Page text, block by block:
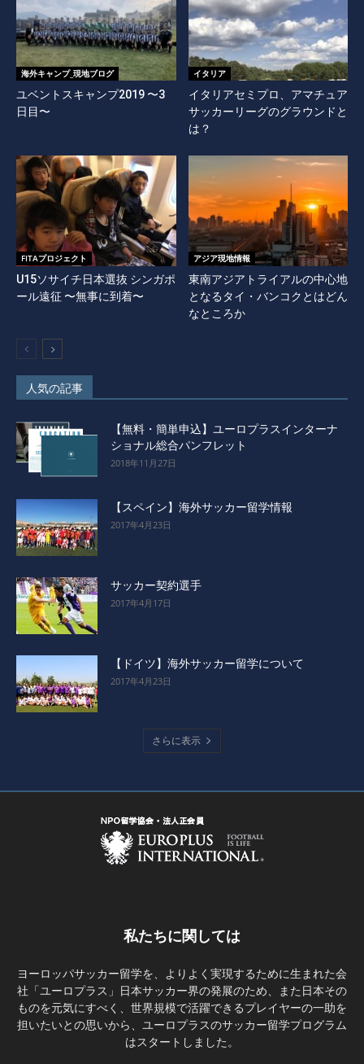
海外キャンプ_現地ブログ
ユベントスキャンプ2019 〜3
日目〜
イタリア
イタリアセミプロ、アマチュア
サッカーリーグのグラウンドと
は？
FITAプロジェクト
U15ソサイチ日本選抜 シンガポ
ール遠征 〜無事に到着〜
アジア現地情報
東南アジアトライアルの中心地
となるタイ・バンコクとはどん
なところか
人気の記事
【無料・簡単申込】ユーロプラスインターナ
ショナル総合パンフレット
2018年11月27日
【スペイン】海外サッカー留学情報
2017年4月23日
サッカー契約選手
2017年4月17日
【ドイツ】海外サッカー留学について
2017年4月23日
さらに表示
私たちに関しては
ヨーロッパサッカー留学を、よりよく実現するために生まれた会
社「ユーロプラス」日本サッカー界の発展のため、また日本その
ものを元気にすべく、世界規模で活躍できるプレイヤーの一助を
担いたいとの思いから、ユーロプラスのサッカー留学プログラム
はスタートしました。